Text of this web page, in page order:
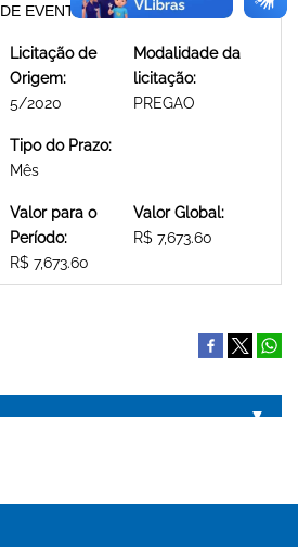
EVENTOS
Licitação de
Origem:
5/2020
Modalidade da
licitação:
PREGAO
Tipo do Prazo:
Mês
Valor para o
Período:
R$ 7,673.60
Valor Global:
R$ 7,673.60